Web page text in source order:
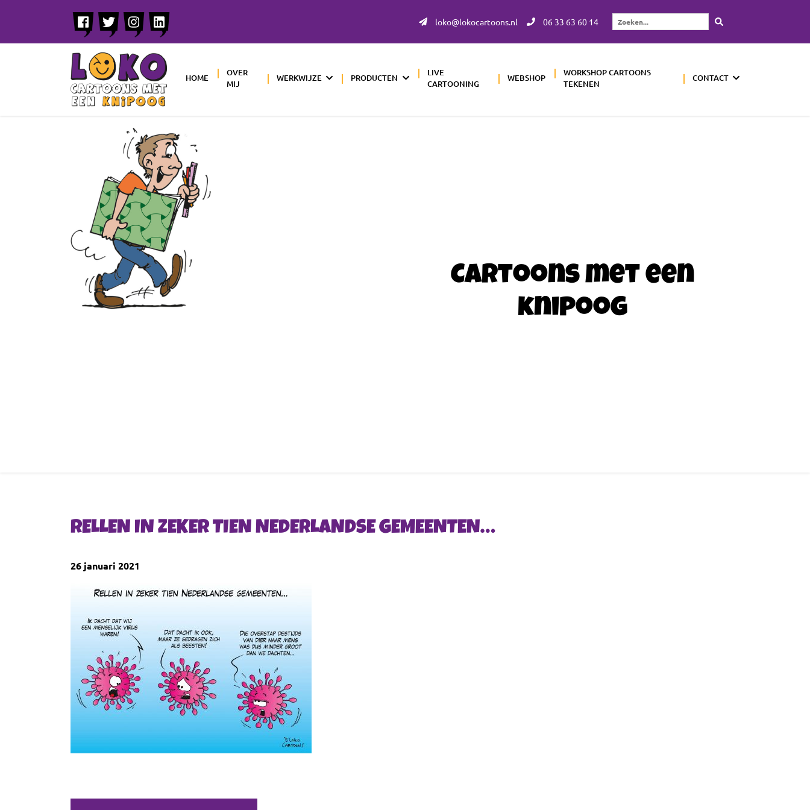
loko@lokocartoons.nl 06 33 63 60 14
Zoeken...
HOME
OVER
MIJ
WERKWIJZE PRODUCTEN
LIVE
CARTOONING
WEBSHOP
WORKSHOP CARTOONS
TEKENEN
CONTACT
Cartoons met een
knipoog
RELLEN IN ZEKER TIEN NEDERLANDSE GEMEENTEN…
26 januari 2021